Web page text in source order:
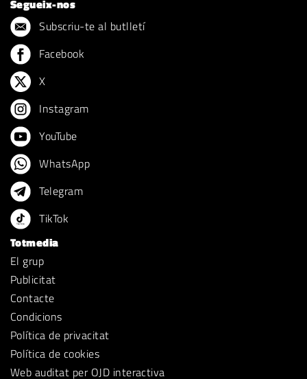
Segueix-nos
Subscriu-te al butlletí
Facebook
X
Instagram
YouTube
WhatsApp
Telegram
TikTok
Totmedia
El grup
Publicitat
Contacte
Condicions
Política de privacitat
Política de cookies
Web auditat per OJD interactiva